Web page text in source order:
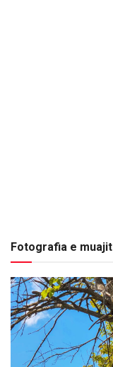
Fotografia e muajit